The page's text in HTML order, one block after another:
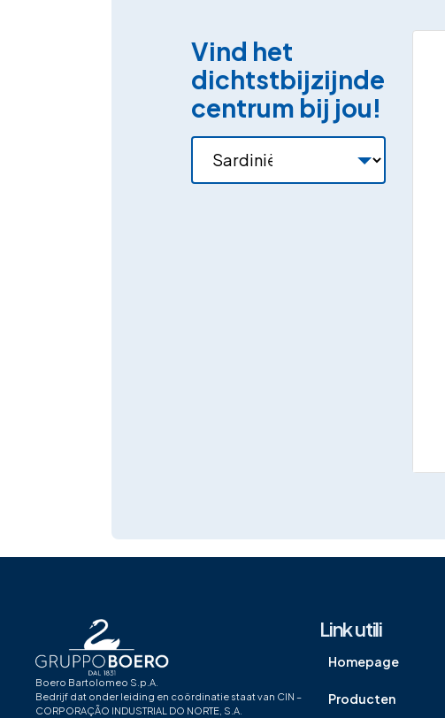
Vind het
dichtstbijzijnde
centrum bij jou!
Boero Bartolomeo S.p.A.
Bedrijf dat onder leiding en coördinatie staat van CIN –
CORPORAÇÃO INDUSTRIAL DO NORTE, S.A.
Link utili
Homepage
Producten